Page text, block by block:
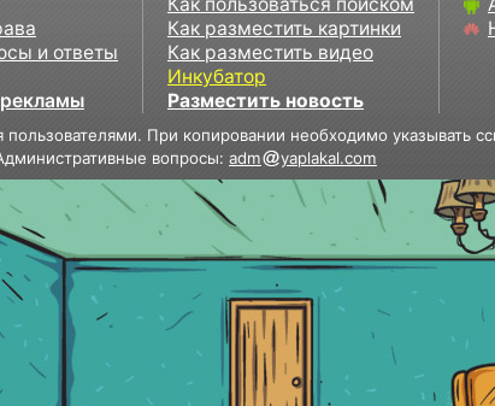
и ответы
Как разместить картинки
Как разместить видео
Инкубатор
Разместить новость
При копировании необходимо указывать
вопросы: adm yaplakal.com